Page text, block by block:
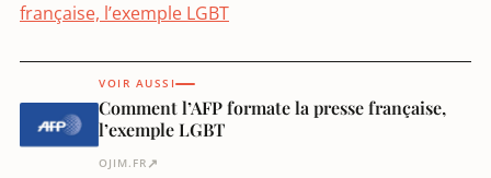
française, l’exemple LGBT
VOIR AUSSI
Comment l’AFP formate la presse française,
l’exemple LGBT
OJIM.FR ↗